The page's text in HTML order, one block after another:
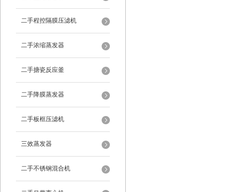
二手程控隔膜压滤机
二手浓缩蒸发器
二手搪瓷反应釜
二手降膜蒸发器
二手板框压滤机
三效蒸发器
二手不锈钢混合机